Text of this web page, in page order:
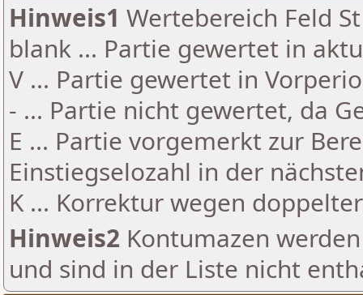
Hinweis1 Wertebereich Feld
blank ... Partie gewertet in
V ... Partie gewertet in
- ... Partie nicht gewertet, da
E ... Partie vorgemerkt zur
Einstiegselozahl in der
K ... Korrektur wegen
Hinweis2 Kontumazen
und sind in der Liste nicht